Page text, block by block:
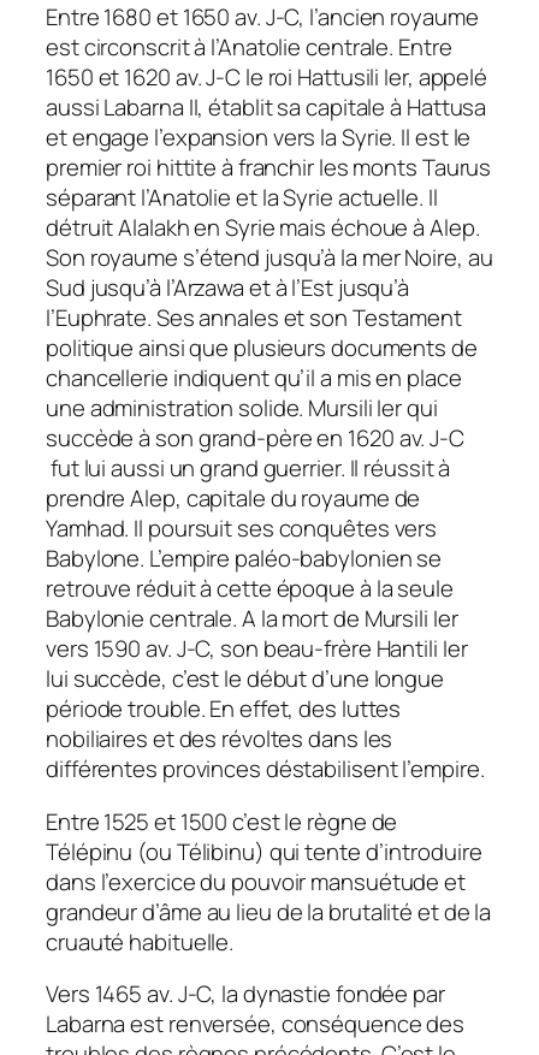
Entre 1680 et 1650 av. J-C, l’ancien royaume
est circonscrit à l’Anatolie centrale. Entre
1650 et 1620 av. J-C le roi Hattusili Ier, appelé
aussi Labarna II, établit sa capitale à Hattusa
et engage l’expansion vers la Syrie. Il est le
premier roi hittite à franchir les monts Taurus
séparant l’Anatolie et la Syrie actuelle. Il
détruit Alalakh en Syrie mais échoue à Alep.
Son royaume s’étend jusqu’à la mer Noire, au
Sud jusqu’à l’Arzawa et à l’Est jusqu’à
l’Euphrate. Ses annales et son Testament
politique ainsi que plusieurs documents de
chancellerie indiquent qu’il a mis en place
une administration solide. Mursili Ier qui
succède à son grand-père en 1620 av. J-C
fut lui aussi un grand guerrier. Il réussit à
prendre Alep, capitale du royaume de
Yamhad. Il poursuit ses conquêtes vers
Babylone. L’empire paléo-babylonien se
retrouve réduit à cette époque à la seule
Babylonie centrale. A la mort de Mursili Ier
vers 1590 av. J-C, son beau-frère Hantili Ier
lui succède, c’est le début d’une longue
période trouble. En effet, des luttes
nobiliaires et des révoltes dans les
différentes provinces déstabilisent l’empire.
Entre 1525 et 1500 c’est le règne de
Télépinu (ou Télibinu) qui tente d’introduire
dans l’exercice du pouvoir mansuétude et
grandeur d’âme au lieu de la brutalité et de la
cruauté habituelle.
Vers 1465 av. J-C, la dynastie fondée par
Labarna est renversée, conséquence des